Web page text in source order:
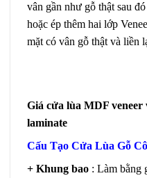
vân gần như gỗ thật sau
hoặc ép thêm hai lớp
mặt có vân gỗ thật và liền
Giá cửa lùa MDF
laminate
Cấu Tạo Cửa Lùa Gỗ
+ Khung bao : Làm bằng